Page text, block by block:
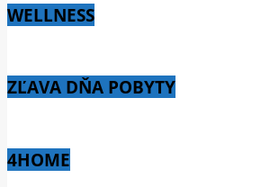
WELLNESS
ZĽAVA DŇA POBYTY
4HOME